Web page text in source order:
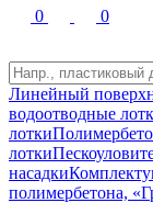
0
0
Линейный
водоотводные
лотки
лотки
насадки
полимербетона,